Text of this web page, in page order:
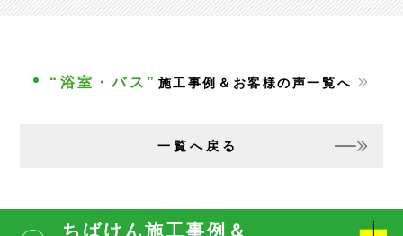
“浴室・バス” 施工事例＆お客様の声一覧へ
一覧へ戻る
ちばけん施工事例＆